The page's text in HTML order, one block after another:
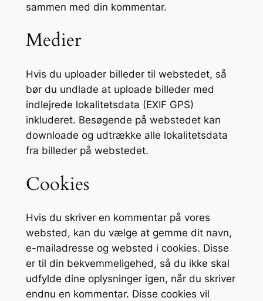
sammen med din kommentar.
Medier
Hvis du uploader billeder til webstedet, så
bør du undlade at uploade billeder med
indlejrede lokalitetsdata (EXIF GPS)
inkluderet. Besøgende på webstedet kan
downloade og udtrække alle lokalitetsdata
fra billeder på webstedet.
Cookies
Hvis du skriver en kommentar på vores
websted, kan du vælge at gemme dit navn,
e-mailadresse og websted i cookies. Disse
er til din bekvemmeligehed, så du ikke skal
udfylde dine oplysninger igen, når du skriver
endnu en kommentar. Disse cookies vil